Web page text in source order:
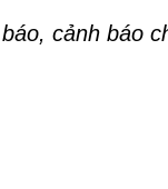
cảnh báo